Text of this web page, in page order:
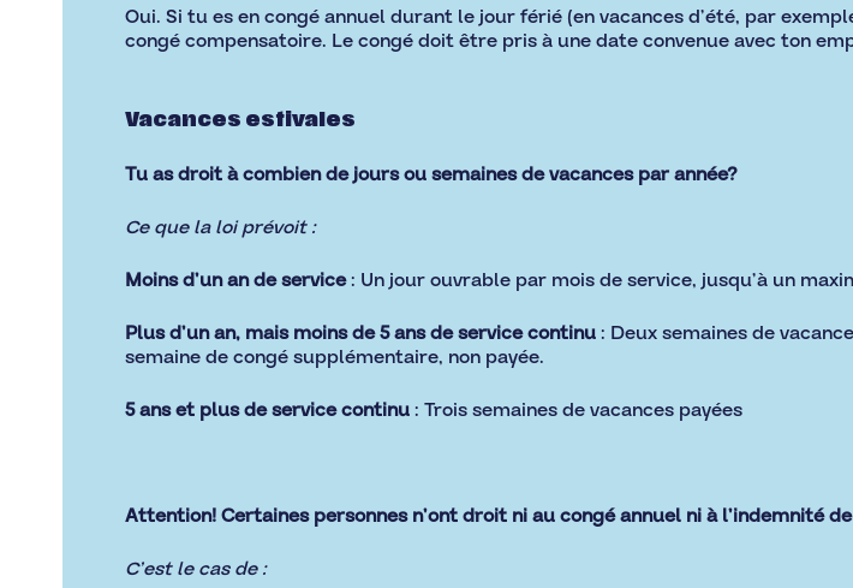
Oui. Si tu es en congé annuel durant le jour férié (en vacances d’été, par
congé compensatoire. Le congé doit être pris à une date convenue avec ton
Vacances estivales
Tu as droit à combien de jours ou semaines de vacances par année?
Ce que la loi prévoit :
Moins d’un an de service: Un jour ouvrable par mois de service, jusqu’à un
Plus d’un an, mais moins de 5 ans de service continu: Deux semaines de
semaine de congé supplémentaire, non payée.
5 ans et plus de service continu: Trois semaines de vacances payées
Attention! Certaines personnes n’ont droit ni au congé annuel ni à l’indemnité
C’est le cas de :